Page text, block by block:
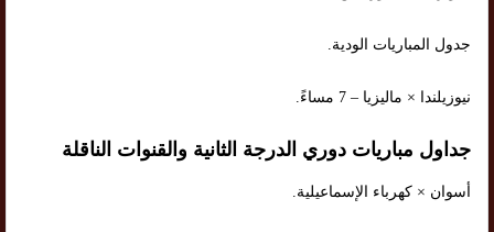
جدول المباريات الودية.
نيوزيلندا × ماليزيا – 7 مساءً.
جداول مباريات دوري الدرجة الثانية والقنوات الناقلة
أسوان × كهرباء الإسماعيلية.